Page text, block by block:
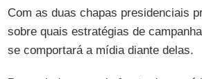
Com as duas chapas presidenciais
sobre quais estratégias de
se comportará a mídia diante delas.